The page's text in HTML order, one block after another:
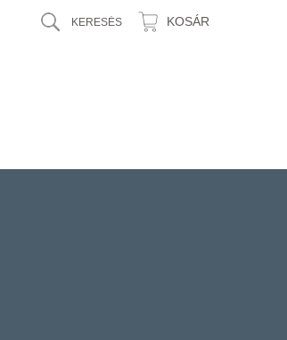
KOSÁR